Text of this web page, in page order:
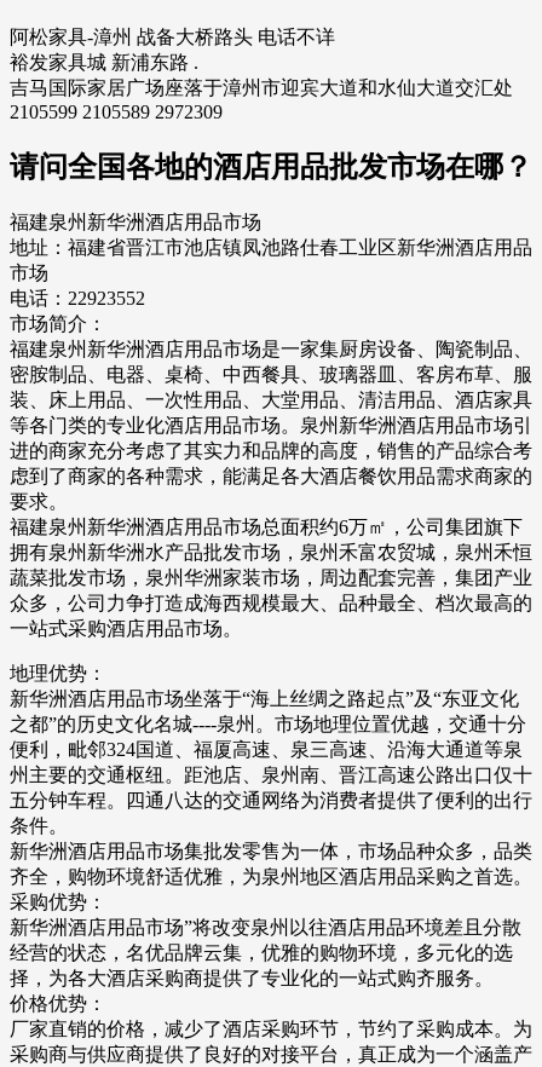
阿松家具-漳州 战备大桥路头 电话不详
裕发家具城 新浦东路 .
吉马国际家居广场座落于漳州市迎宾大道和水仙大道交汇处
2105599 2105589 2972309
请问全国各地的酒店用品批发市场在哪？
福建泉州新华洲酒店用品市场
地址：福建省晋江市池店镇凤池路仕春工业区新华洲酒店用品
市场
电话：22923552
市场简介：
福建泉州新华洲酒店用品市场是一家集厨房设备、陶瓷制品、
密胺制品、电器、桌椅、中西餐具、玻璃器皿、客房布草、服
装、床上用品、一次性用品、大堂用品、清洁用品、酒店家具
等各门类的专业化酒店用品市场。泉州新华洲酒店用品市场引
进的商家充分考虑了其实力和品牌的高度，销售的产品综合考
虑到了商家的各种需求，能满足各大酒店餐饮用品需求商家的
要求。
福建泉州新华洲酒店用品市场总面积约6万㎡，公司集团旗下
拥有泉州新华洲水产品批发市场，泉州禾富农贸城，泉州禾恒
蔬菜批发市场，泉州华洲家装市场，周边配套完善，集团产业
众多，公司力争打造成海西规模最大、品种最全、档次最高的
一站式采购酒店用品市场。
地理优势：
新华洲酒店用品市场坐落于“海上丝绸之路起点”及“东亚文化
之都”的历史文化名城----泉州。市场地理位置优越，交通十分
便利，毗邻324国道、福厦高速、泉三高速、沿海大通道等泉
州主要的交通枢纽。距池店、泉州南、晋江高速公路出口仅十
五分钟车程。四通八达的交通网络为消费者提供了便利的出行
条件。
新华洲酒店用品市场集批发零售为一体，市场品种众多，品类
齐全，购物环境舒适优雅，为泉州地区酒店用品采购之首选。
采购优势：
新华洲酒店用品市场”将改变泉州以往酒店用品环境差且分散
经营的状态，名优品牌云集，优雅的购物环境，多元化的选
择，为各大酒店采购商提供了专业化的一站式购齐服务。
价格优势：
厂家直销的价格，减少了酒店采购环节，节约了采购成本。为
采购商与供应商提供了良好的对接平台，真正成为一个涵盖产